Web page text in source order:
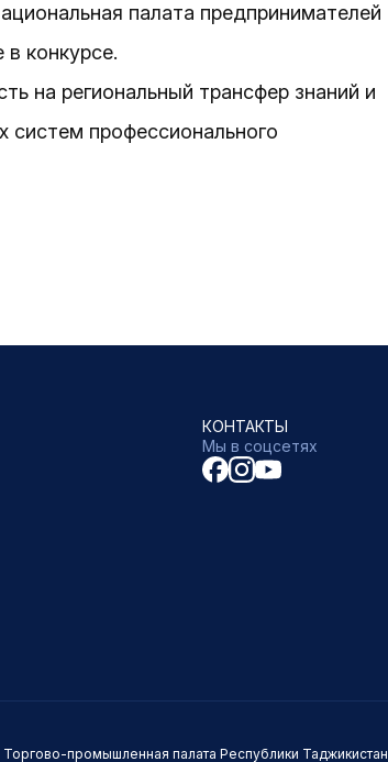
палата предпринимателей
конкурсе.
на региональный трансфер знаний и
систем профессионального
КОНТАКТЫ
Мы в соцсетях
промышленная палата Республики Таджикистан